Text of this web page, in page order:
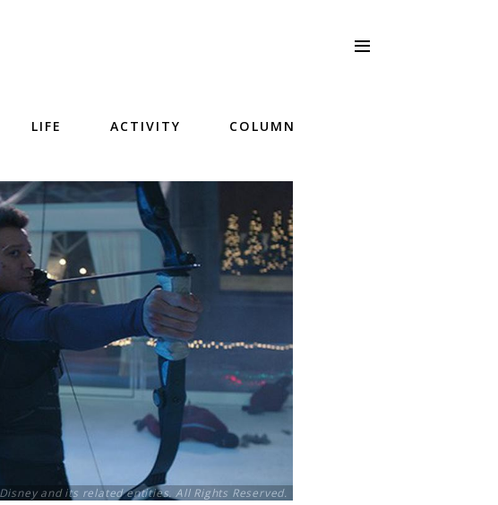
LIFE ACTIVITY COLUMN
and its related entities. All Rights Reserved.